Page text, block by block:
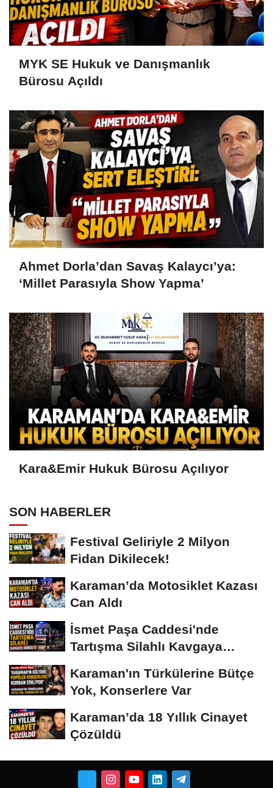
MYK SE Hukuk ve Danışmanlık
Bürosu Açıldı
Ahmet Dorla’dan Savaş Kalaycı’ya:
‘Millet Parasıyla Show Yapma’
Kara&Emir Hukuk Bürosu Açılıyor
SON HABERLER
Festival Geliriyle 2 Milyon
Fidan Dikilecek!
Karaman’da Motosiklet Kazası
Can Aldı
İsmet Paşa Caddesi'nde
Tartışma Silahlı Kavgaya
Karaman'ın Türkülerine Bütçe
Yok, Konserlere Var
Karaman’da 18 Yıllık Cinayet
Çözüldü